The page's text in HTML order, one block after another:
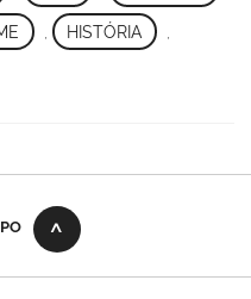
HISTÓRIA